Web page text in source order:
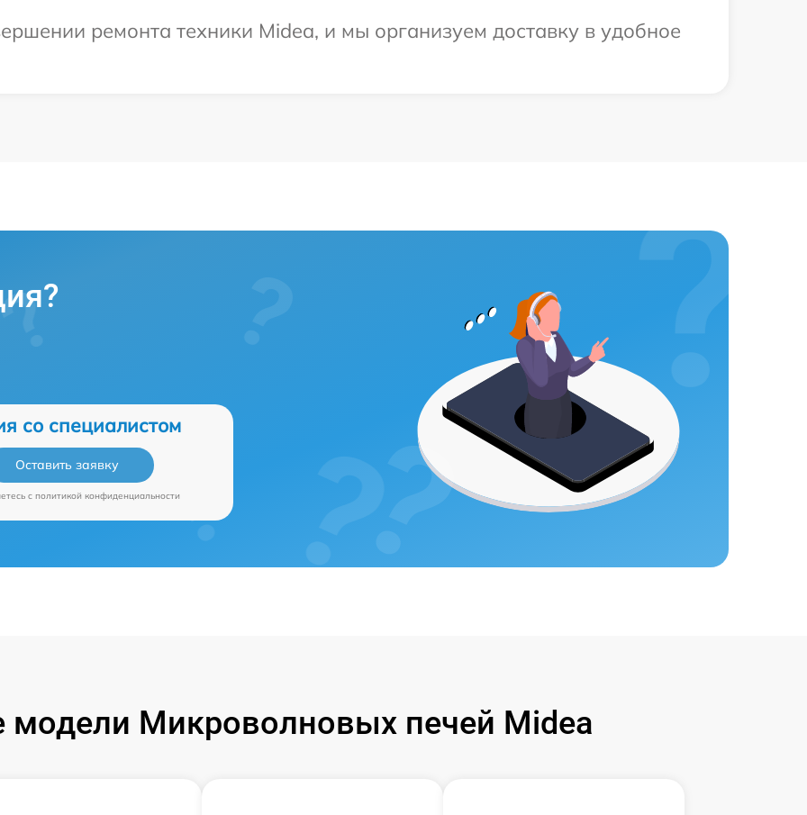
ремонта техники Midea, и мы организуем доставку в удобное
со специалистом
Оставить заявку
c политикой конфиденциальности
модели Микроволновых печей Midea